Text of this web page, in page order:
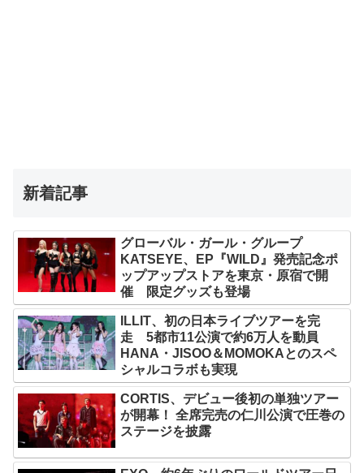
新着記事
グローバル・ガール・グループ
KATSEYE、EP『WILD』発売記念ポ
ップアップストアを東京・原宿で開
催 限定グッズも登場
ILLIT、初の日本ライブツアーを完
走 5都市11公演で約6万人を動員
HANA・JISOO＆MOMOKAとのスペ
シャルコラボも実現
CORTIS、デビュー後初の単独ツアー
が開幕！ 全席完売の仁川公演で圧巻の
ステージを披露